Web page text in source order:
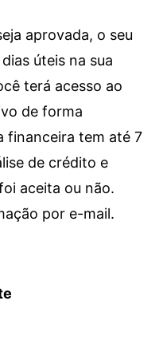
aprovada, o seu
úteis na sua
terá acesso ao
de forma
financeira tem até 7
de crédito e
aceita ou não.
por e-mail.